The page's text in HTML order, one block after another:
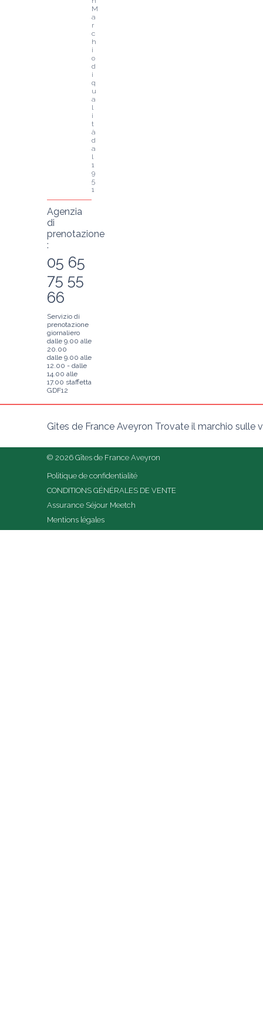
M
a
r
c
h
i
o
d
i
q
u
a
l
i
t
à
d
a
l
1
9
5
1
Agenzia
di
prenotazione
:
05 65
75 55
66
Servizio di
prenotazione
giornaliero
dalle 9.00 alle
20.00
dalle 9.00 alle
12.00 - dalle
14.00 alle
17.00 staffetta
GDF12
Gîtes de France Aveyron Trovate il marchio sulle
© 2026 Gîtes de France Aveyron
Politique de confidentialité
CONDITIONS GÉNÉRALES DE VENTE
Assurance Séjour Meetch
Mentions légales